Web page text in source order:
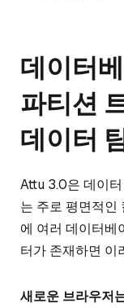
데이터
파티션
데이터
Attu 3.0은 데이
는 주로 평면적인
에 여러 데이터베
터가 존재하면 이
새로운 브라우저